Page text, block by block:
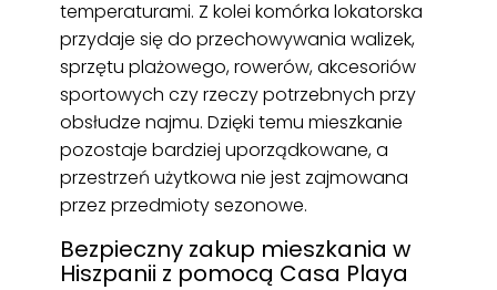
temperaturami. Z kolei komórka lokatorska
przydaje się do przechowywania walizek,
sprzętu plażowego, rowerów, akcesoriów
sportowych czy rzeczy potrzebnych przy
obsłudze najmu. Dzięki temu mieszkanie
pozostaje bardziej uporządkowane, a
przestrzeń użytkowa nie jest zajmowana
przez przedmioty sezonowe.
Bezpieczny zakup mieszkania w
Hiszpanii z pomocą Casa Playa